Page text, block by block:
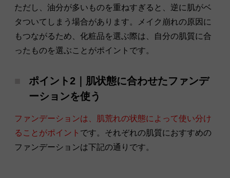
ただし、油分が多いものを重ねすぎると、逆に肌がベ
タついてしまう場合があります。メイク崩れの原因に
もつながるため、化粧品を選ぶ際は、自分の肌質に合
ったものを選ぶことがポイントです。
ポイント2｜肌状態に合わせたファンデ
ーションを使う
ファンデーションは、肌荒れの状態によって使い分け
ることがポイント です。それぞれの肌質におすすめの
ファンデーションは下記の通りです。